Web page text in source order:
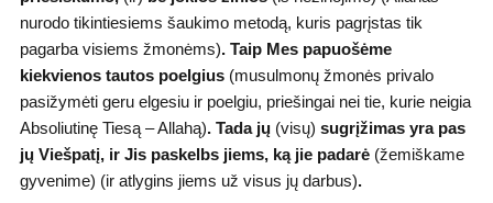
nurodo tikintiesiems šaukimo metodą, kuris pagrįstas tik
pagarba visiems žmonėms). Taip Mes papuošėme
kiekvienos tautos poelgius (musulmonų žmonės privalo
pasižymėti geru elgesiu ir poelgiu, priešingai nei tie, kurie neigia
Absoliutinę Tiesą – Allahą). Tada jų (visų) sugrįžimas yra pas
jų Viešpatį, ir Jis paskelbs jiems, ką jie padarė(žemiškame
gyvenime) (ir atlygins jiems už visus jų darbus).